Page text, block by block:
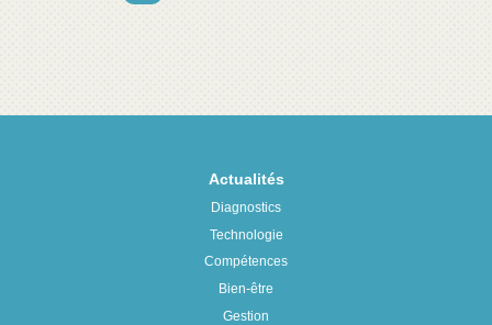
Actualités
Diagnostics
Technologie
Compétences
Bien-être
Gestion